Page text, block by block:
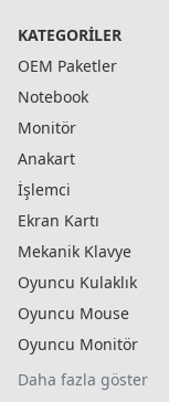
KATEGORILER
OEM Paketler
Notebook
Monitör
Anakart
İşlemci
Ekran Kartı
Mekanik Klavye
Oyuncu Kulaklık
Oyuncu Mouse
Oyuncu Monitör
Daha fazla göster